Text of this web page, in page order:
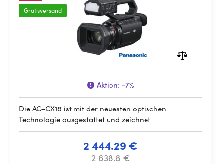
Gratisversand
Aktion: -7%
Die AG-CX18 ist mit der neuesten optischen
Technologie ausgestattet und zeichnet
2 444.29 €
2 638.8 €